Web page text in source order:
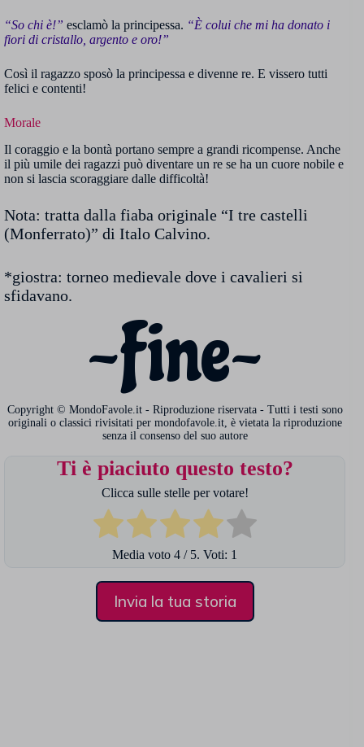
“So chi è!” esclamò la principessa. “È colui che mi ha donato i
fiori di cristallo, argento e oro!”
Così il ragazzo sposò la principessa e divenne re. E vissero tutti
felici e contenti!
Morale
Il coraggio e la bontà portano sempre a grandi ricompense. Anche
il più umile dei ragazzi può diventare un re se ha un cuore nobile e
non si lascia scoraggiare dalle difficoltà!
Nota: tratta dalla fiaba originale “I tre castelli
(Monferrato)” di Italo Calvino.
*giostra: torneo medievale dove i cavalieri si
sfidavano.
~Fine~
Copyright © MondoFavole.it - Riproduzione riservata - Tutti i testi sono
originali o classici rivisitati per mondofavole.it, è vietata la riproduzione
senza il consenso del suo autore
Ti è piaciuto questo testo?
Clicca sulle stelle per votare!
Media voto4 / 5. Voti: 1
Invia la tua storia